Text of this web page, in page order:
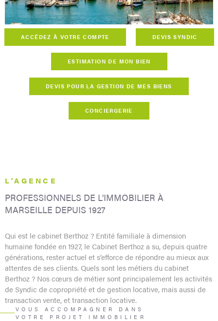
CONTACT
ACCÉDEZ À VOTRE COMPTE DEVIS SYNDIC
ESTIMATION DE MON BIEN
DEVIS POUR LA GESTION DE MES BIENS
CONCIERGERIE
L'AGENCE
PROFESSIONNELS DE L'IMMOBILIER À
MARSEILLE DEPUIS 1927
Qui est le cabinet Berthoz ? Entité familiale à dimension
humaine fondée en 1927, le Cabinet Berthoz a su, depuis quatre
générations, rester actuel et s’efforce de répondre au mieux aux
attentes de ses clients. Quels sont les métiers du cabinet
Berthoz ? Nos cœurs de métier sont principalement les activités
de Syndic de copropriété et de gestion locative, mais aussi de
transaction vente, et transaction locative.
VOUS ACCOMPAGNER DANS
VOTRE PROJET IMMOBILIER